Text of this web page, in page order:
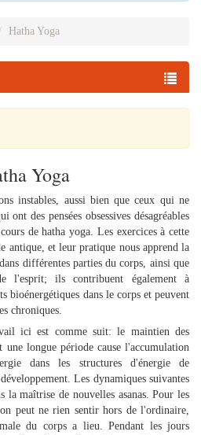
Hatha Yoga
Yoga
instables, aussi bien que ceux qui ne
ont des pensées obsessives désagréables
de hatha yoga. Les exercices à cette
antique, et leur pratique nous apprend la
différentes parties du corps, ainsi que
l'esprit; ils contribuent également à
bioénergétiques dans le corps et peuvent
chroniques.
ici est comme suit: le maintien des
une longue période cause l'accumulation
dans les structures d'énergie de
Les dynamiques suivantes
la maîtrise de nouvelles asanas. Pour les
peut ne rien sentir hors de l'ordinaire,
du corps a lieu. Pendant les jours